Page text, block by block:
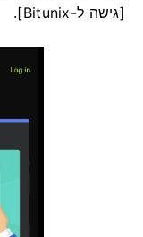
[גישה ל-Bitunix].